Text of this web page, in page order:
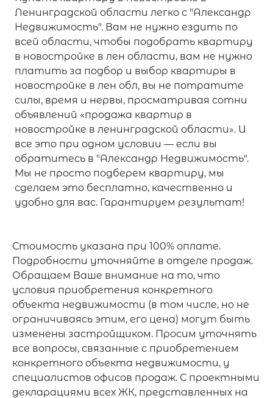
Ленинградской области легко с "Александр
Недвижимость". Вам не нужно ездить по
всей области, чтобы подобрать квартиру
в новостройке в лен области, вам не нужно
платить за подбор и выбор квартиры в
новостройке в лен обл, вы не потратите
силы, время и нервы, просматривая сотни
объявлений «продажа квартир в
новостройке в ленинградской области». И
все это при одном условии — если вы
обратитесь в "Александр Недвижимость".
Мы не просто подберем квартиру, мы
сделаем это бесплатно, качественно и
удобно для вас. Гарантируем результат!
Стоимость указана при 100% оплате.
Подробности уточняйте в отделе продаж.
Обращаем Ваше внимание на то, что
условия приобретения конкретного
объекта недвижимости (в том числе, но не
ограничиваясь этим, его цена) могут быть
изменены застройщиком. Просим уточнять
все вопросы, связанные с приобретением
конкретного объекта недвижимости, у
специалистов офисов продаж. С проектными
декларациями всех ЖК, представленных на